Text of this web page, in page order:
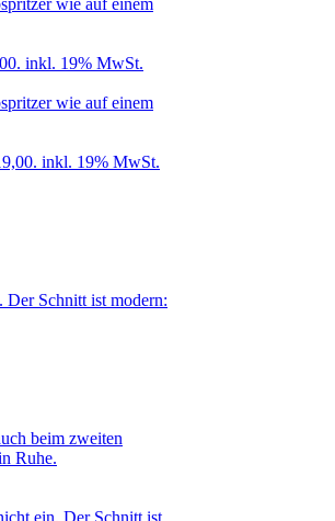
inkl. 19% MwSt.
inkl. 19% MwSt.